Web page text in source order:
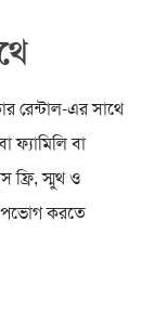
রেন্টাল-এর সাথে
বা
ফ্রি, স্মুথ ও
করতে